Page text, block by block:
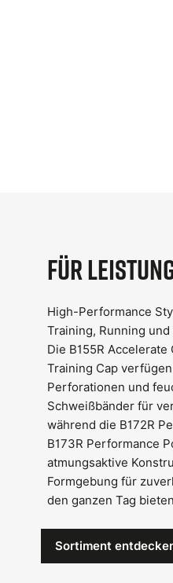
Für
High-Performance
Training, Running
Die B155R Accelerate
Training Cap
Perforationen und
Schweißbänder für
während die B172R
B173R Performance
atmungsaktive
Formgebung für
den ganzen Tag
Sortiment